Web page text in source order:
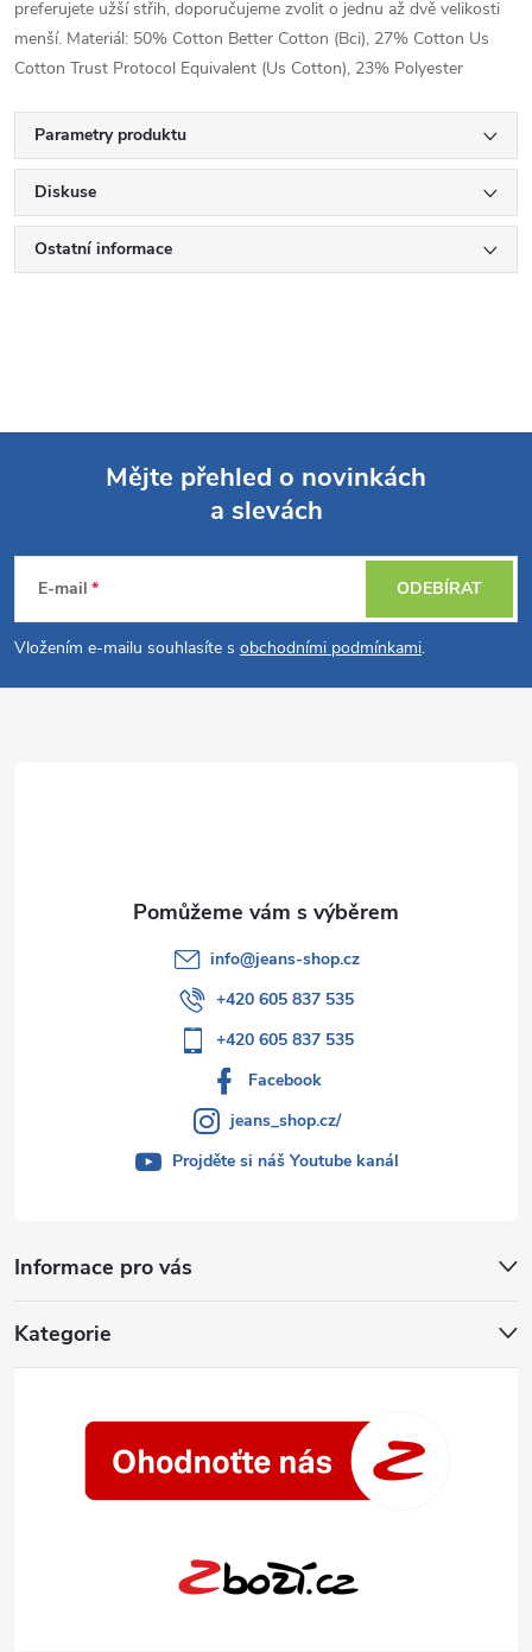
preferujete užší střih, doporučujeme zvolit o jednu až dvě velikosti
menší. Materiál: 50% Cotton Better Cotton (Bci), 27% Cotton Us
Cotton Trust Protocol Equivalent (Us Cotton), 23% Polyester
Parametry produktu
Diskuse
Ostatní informace
p
a
Mějte přehled o novinkách
a slevách
E-mail
Vložením e-mailu souhlasíte s obchodními podmínkami.
ODEBÍRAT
Informace pro vás
Kategorie
info@jeans-shop.cz
+420 605 837 535
+420 605 837 535
Facebook
jeans_shop.cz/
Projděte si náš Youtube kanál